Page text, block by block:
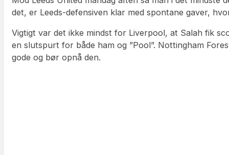
det, er Leeds-defensiven klar med spontane gaver,
Vigtigt var det ikke mindst for Liverpool, at Salah fik
en slutspurt for både ham og ”Pool”. Nottingham
gode og bør opnå den.